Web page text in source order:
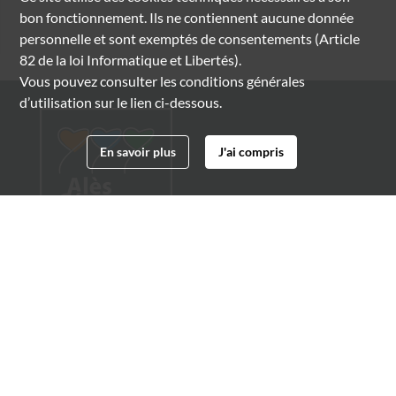
bon fonctionnement. Ils ne contiennent aucune donnée
personnelle et sont exemptés de consentements (Article
82 de la loi Informatique et Libertés).
Vous pouvez consulter les conditions générales
d’utilisation sur le lien ci-dessous.
En savoir plus J'ai compris